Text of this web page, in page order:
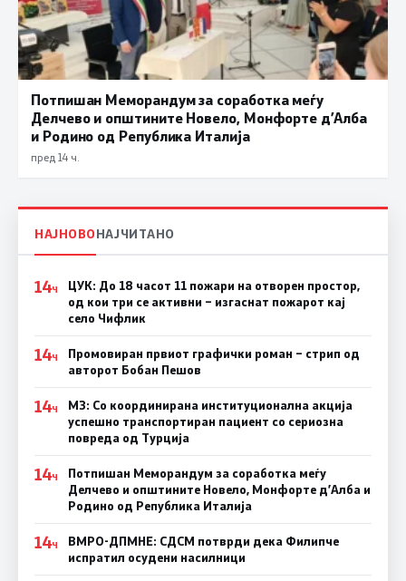
Потпишан Меморандум за соработка меѓу
Делчево и општините Новело, Монфорте д’Алба
и Родино од Република Италија
пред 14 ч.
НАЈНОВОНАЈЧИТАНО
14Ч
ЦУК: До 18 часот 11 пожари на отворен простор,
од кои три се активни – изгаснат пожарот кај
село Чифлик
14Ч
Промовиран првиот графички роман – стрип од
авторот Бобан Пешов
14Ч
МЗ: Со координирана институционална акција
успешно транспортиран пациент со сериозна
повреда од Турција
14Ч
Потпишан Меморандум за соработка меѓу
Делчево и општините Новело, Монфорте д’Алба и
Родино од Република Италија
14Ч
ВМРО-ДПМНЕ: СДСM потврди дека Филипче
испратил осудени насилници